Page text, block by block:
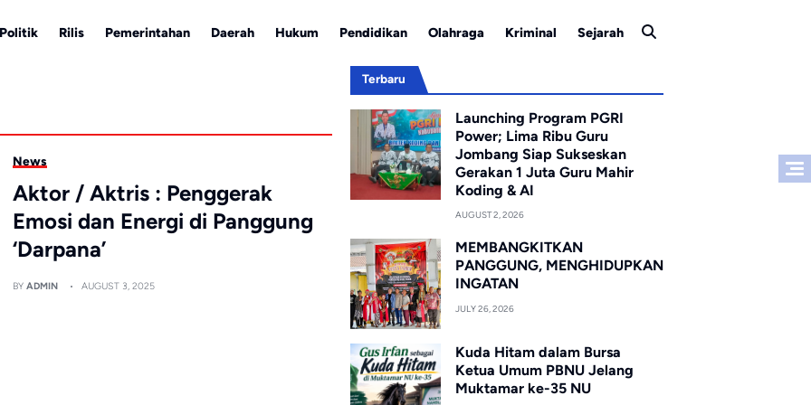
Politik Rilis Pemerintahan Daerah Hukum Pendidikan Olahraga Kriminal Sejarah
News
Aktor / Aktris : Penggerak
Emosi dan Energi di Panggung
‘Darpana’
BYADMIN AUGUST 3, 2025
Terbaru
Launching Program PGRI
Power; Lima Ribu Guru
Jombang Siap Sukseskan
Gerakan 1 Juta Guru Mahir
Koding & AI
AUGUST 2, 2026
MEMBANGKITKAN
PANGGUNG, MENGHIDUPKAN
INGATAN
JULY 26, 2026
Kuda Hitam dalam Bursa
Ketua Umum PBNU Jelang
Muktamar ke-35 NU